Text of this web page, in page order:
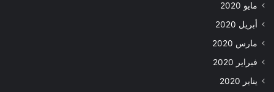
مايو 2020
أبريل 2020
مارس 2020
فبراير 2020
يناير 2020